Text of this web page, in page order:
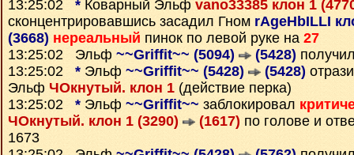
13:25:02 * Коварный Эльф vano33385 клон 1
сконцентрировавшись засадил Гном rAgeHbILLI
(3668) нереальный пинок по левой руке на 27
13:25:02 Эльф ~~Griffit~~ (5094) (5428)
13:25:02 * Эльф ~~Griffit~~ (5428) (5428)
Эльф ЧОкнутый. клон 1 (действие перка)
13:25:02 * Эльф ~~Griffit~~ заблокировал
ЧОкнутый. клон 1 (3290)
(1617) по голове и
1673